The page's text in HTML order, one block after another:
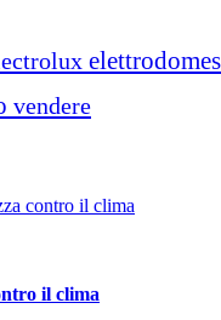
vendere
il clima